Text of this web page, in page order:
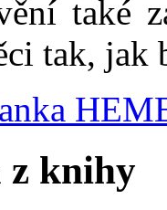
také
tak, jak
z knihy